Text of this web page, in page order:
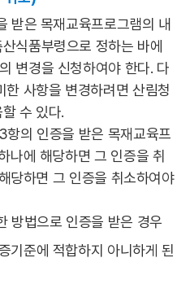
은 목재교육프로그램의 내
식품부령으로 정하는 바에
변경을 신청하여야 한다. 다
사항을 변경하려면 산림청
수 있다.
의 인증을 받은 목재교육프
나에 해당하면 그 인증을 취
당하면 그 인증을 취소하여야
방법으로 인증을 받은 경우
기준에 적합하지 아니하게 된